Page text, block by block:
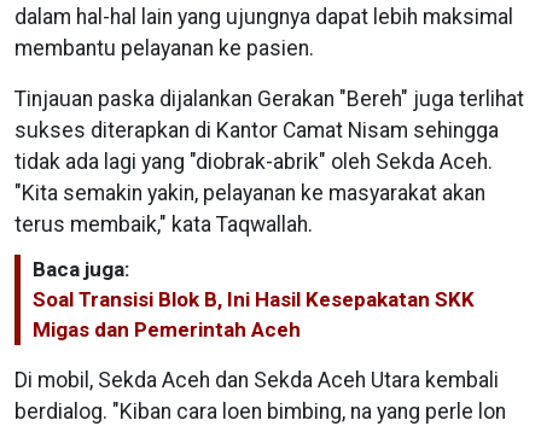
dalam hal-hal lain yang ujungnya dapat lebih maksimal
membantu pelayanan ke pasien.
Tinjauan paska dijalankan Gerakan "Bereh" juga terlihat
sukses diterapkan di Kantor Camat Nisam sehingga
tidak ada lagi yang "diobrak-abrik" oleh Sekda Aceh.
"Kita semakin yakin, pelayanan ke masyarakat akan
terus membaik," kata Taqwallah.
Baca juga:
Soal Transisi Blok B, Ini Hasil Kesepakatan SKK
Migas dan Pemerintah Aceh
Di mobil, Sekda Aceh dan Sekda Aceh Utara kembali
berdialog. "Kiban cara loen bimbing, na yang perle lon